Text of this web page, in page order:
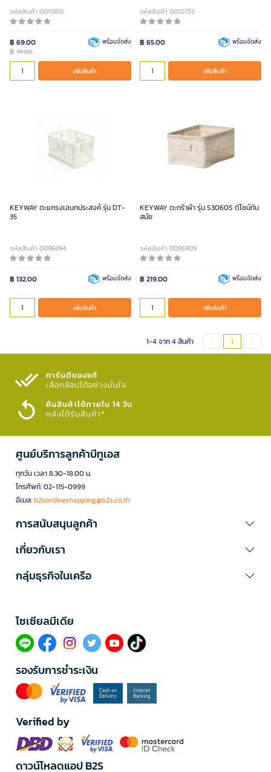
รหัสสินค้า 0010815
฿ 69.00
฿ 79.00
พร้อมจัดส่ง
เพิ่มสินค้า
รหัสสินค้า 0010733
฿ 65.00 พร้อมจัดส่ง
เพิ่มสินค้า
KEYWAY ตะแกรงเอนกประสงค์ รุ่น DT-
35
รหัสสินค้า 0096894
฿ 132.00 พร้อมจัดส่ง
เพิ่มสินค้า
KEYWAY ตะกร้าผ้า รุ่น S3060S ดีไซน์ทัน
สมัย
รหัสสินค้า 0096909
฿ 219.00 พร้อมจัดส่ง
เพิ่มสินค้า
1-4 จาก 4 สินค้า 1
การันตีของแท้
เลือกช้อปได้อย่างมั่นใจ​
คืนสินค้าได้ภายใน 14 วัน
หลังได้รับสินค้า*
ศูนย์บริการลูกค้าบีทูเอส
ทุกวัน เวลา 8.30-18.00 น.
โทรศัพท์: 02-115-0999
อีเมล:b2sonlineshopping@b2s.co.th
การสนับสนุนลูกค้า
เกี่ยวกับเรา
กลุ่มธุรกิจในเครือ
โซเซียลมีเดีย​
รองรับการชำระเงิน
Verified by
ดาวน์โหลดแอป B2S